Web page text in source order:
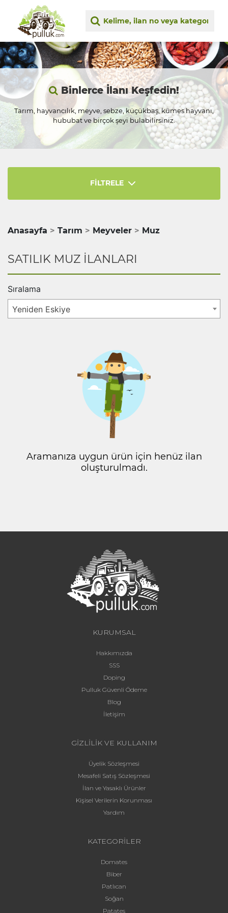
Binlerce İlanı Keşfedin!
Tarım, hayvancılık, meyve, sebze, küçükbaş, kümes hayvanı,
hububat ve birçok şeyi bulabilirsiniz.
FİLTRELE
Anasayfa Tarım Meyveler Muz
SATILIK MUZ İLANLARI
Sıralama
Yeniden Eskiye
Aramanıza uygun ürün için henüz ilan
oluşturulmadı.
KURUMSAL
Hakkımızda
SSS
Doping
Pulluk Güvenli Ödeme
Blog
İletişim
GİZLİLİK VE KULLANIM
Üyelik Sözleşmesi
Mesafeli Satış Sözleşmesi
İlan ve Yasaklı Ürünler
Kişisel Verilerin Korunması
Yardım
KATEGORİLER
Domates
Biber
Patlıcan
Soğan
Patates